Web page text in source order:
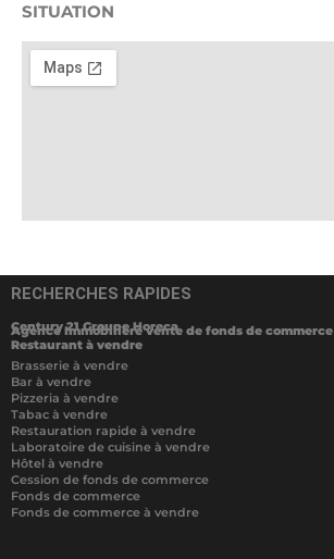
SITUATION
RECHERCHES RAPIDES
Century 21 Groupe Horeca
Agence Immobilière vente de fonds de commerce
Restaurant à vendre
Brasserie à vendre
Bar à vendre
Pizzeria à vendre
Tabac à vendre
Restauration rapide à vendre
Laboratoire de cuisine à vendre
Hôtel à vendre
Cession de fonds de commerce
Fonds de commerce
Fonds de commerce à vendre